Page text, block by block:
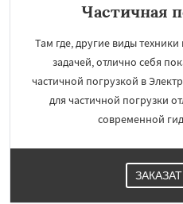
Частичная
Там где, другие виды техники
задачей, отлично себя
частичной погрузкой в
для частичной погрузки
современной